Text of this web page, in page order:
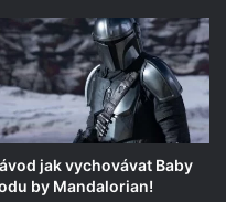
jak vychovávat Baby
by Mandalorian!